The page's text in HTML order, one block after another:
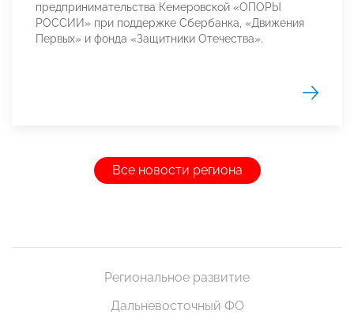
предпринимательства Кемеровской «ОПОРЫ
РОССИИ» при поддержке Сбербанка, «Движения
Первых» и фонда «Защитники Отечества».
Все новости региона
Региональное развитие
Дальневосточный ФО